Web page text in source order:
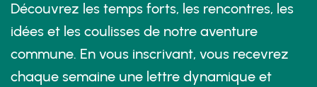
Découvrez les temps forts, les rencontres, les
idées et les coulisses de notre aventure
commune. En vous inscrivant, vous recevrez
chaque semaine une lettre dynamique et